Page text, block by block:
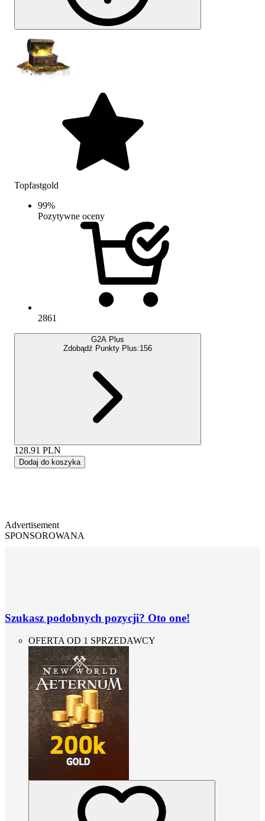
Topfastgold
99%
Pozytywne oceny
2861
G2A Plus
Zdobądź Punkty Plus:156
128.91 PLN
Dodaj do koszyka
Advertisement
SPONSOROWANA
Szukasz podobnych pozycji? Oto one!
OFERTA OD 1 SPRZEDAWCY